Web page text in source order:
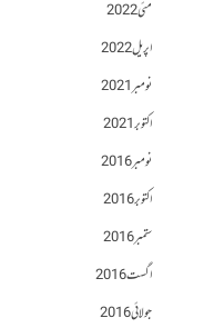
مئی 2022
اپریل 2022
نومبر 2021
اکتوبر 2021
نومبر 2016
اکتوبر 2016
ستمبر 2016
اگست 2016
جولائی 2016